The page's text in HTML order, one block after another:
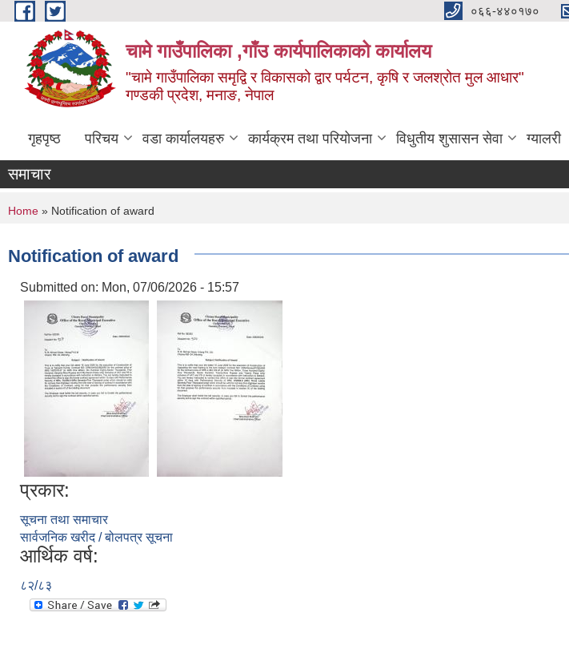
Skip to main content ०६६-४४०१७०
चामे गाउँपालिका ,गाँउ कार्यपालिकाको कार्यालय
"चामे गाउँपालिका समृद्वि र विकासको द्वार पर्यटन, कृषि र जलश्रोत मुल आधार"
गण्डकी प्रदेश, मनाङ, नेपाल
गृहपृष्ठ परिचय वडा कार्यालयहरु कार्यक्रम तथा परियोजना विधुतीय शुसासन सेवा ग्यालरी
समाचार
You are here
Home » Notification of award
Notification of award
Submitted on: Mon, 07/06/2026 - 15:57
प्रकार:
सूचना तथा समाचार
सार्वजनिक खरीद / बोलपत्र सूचना
आर्थिक वर्ष:
८२/८३